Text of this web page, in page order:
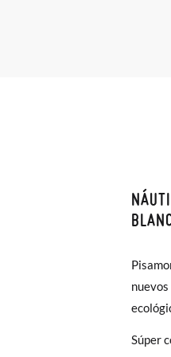
Súper
En
hasta
poco
En
Sólo
TALLA